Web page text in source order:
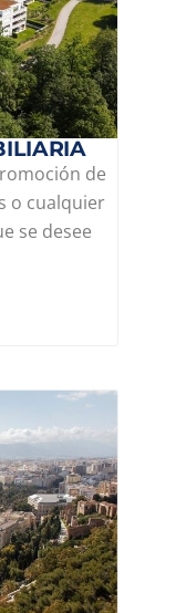
de
o cualquier
se desee